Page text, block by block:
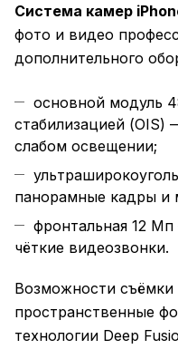
Система камер
фото и видео
дополнительного
основной модуль
стабилизацией
слабом освещении;
панорамные кадры и
фронтальная 12
чёткие видеозвонки.
Возможности
пространственные
технологии Deep